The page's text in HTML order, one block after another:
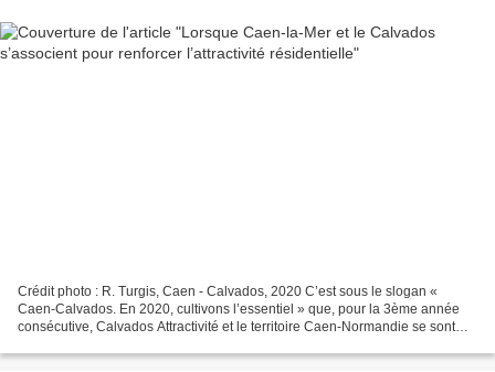
Crédit photo : R. Turgis, Caen - Calvados, 2020 C’est sous le slogan «
Caen-Calvados. En 2020, cultivons l’essentiel » que, pour la 3ème année
consécutive, Calvados Attractivité et le territoire Caen-Normandie se sont